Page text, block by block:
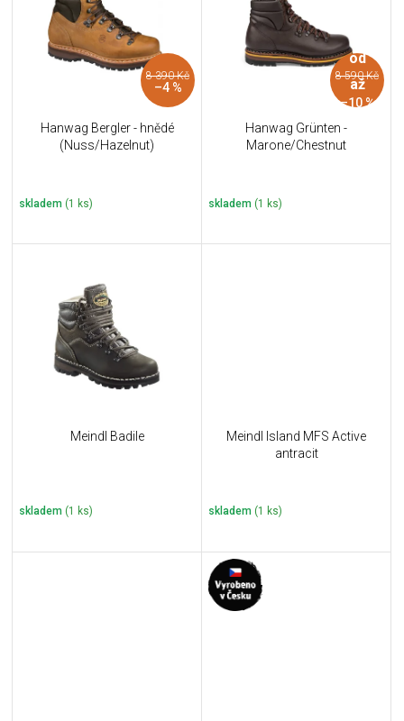
8 390 Kč
–4 %
Hanwag Bergler - hnědé
(Nuss/Hazelnut)
skladem (1 ks)
od
8 590 Kč
až
–10 %
Hanwag Grünten -
Marone/Chestnut
skladem (1 ks)
Meindl Badile
skladem (1 ks)
Meindl Island MFS Active
antracit
skladem (1 ks)